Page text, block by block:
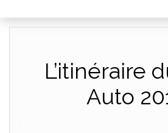
L’itinéraire
Auto